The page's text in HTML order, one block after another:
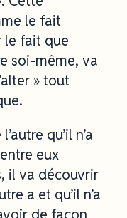
le fait
le fait que
soi-même, va
» tout
qu’il n’a
eux
il va découvrir
a et qu’il n’a